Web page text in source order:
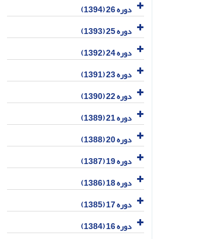
دوره 26 (1394)
دوره 25 (1393)
دوره 24 (1392)
دوره 23 (1391)
دوره 22 (1390)
دوره 21 (1389)
دوره 20 (1388)
دوره 19 (1387)
دوره 18 (1386)
دوره 17 (1385)
دوره 16 (1384)